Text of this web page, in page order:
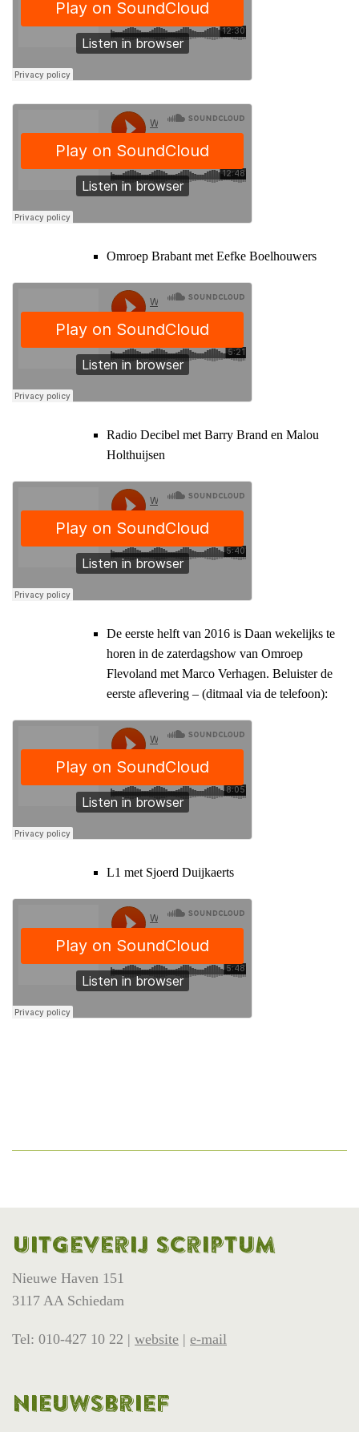
Omroep Brabant met Eefke Boelhouwers
Radio Decibel met Barry Brand en Malou
Holthuijsen
De eerste helft van 2016 is Daan wekelijks te
horen in de zaterdagshow van Omroep
Flevoland met Marco Verhagen. Beluister de
eerste aflevering – (ditmaal via de telefoon):
L1 met Sjoerd Duijkaerts
Uitgeverij Scriptum
Nieuwe Haven 151
3117 AA Schiedam
Tel: 010-427 10 22 | website | e-mail
Nieuwsbrief